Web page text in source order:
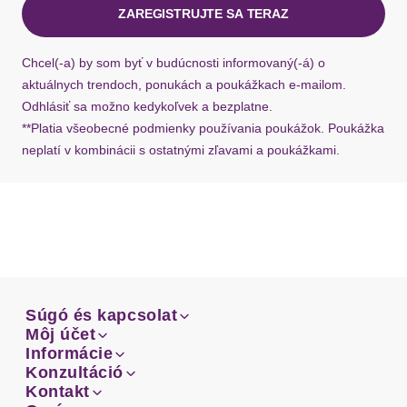
ZAREGISTRUJTE SA TERAZ
Chcel(-a) by som byť v budúcnosti informovaný(-á) o
aktuálnych trendoch, ponukách a poukážkach e-mailom.
Odhlásiť sa možno kedykoľvek a bezplatne.
**Platia všeobecné podmienky používania poukážok. Poukážka
neplatí v kombinácii s ostatnými zľavami a poukážkami.
Súgó és kapcsolat
Email
Facebook
Súgó és kapcsolat
Email
Môj účet
Prehľad objednávok
Môj účet
Prehľad objednávok
Informácie
Doprava
Informácie
Konzultáció
Sprievodca-veľkosťami
Konzultáció
Kontakt